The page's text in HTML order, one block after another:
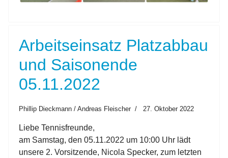
Arbeitseinsatz Platzabbau
und Saisonende
05.11.2022
Phillip Dieckmann / Andreas Fleischer 27. Oktober 2022
Liebe Tennisfreunde,
am Samstag, den 05.11.2022 um 10:00 Uhr lädt
unsere 2. Vorsitzende, Nicola Specker, zum letzten